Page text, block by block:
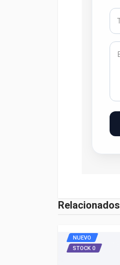
Relacionados
NUEVO
STOCK 0